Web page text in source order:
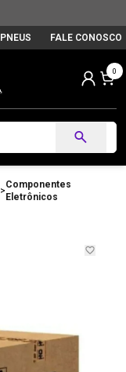
PNEUS FALE CONOSCO
0
>
Componentes
Eletrônicos